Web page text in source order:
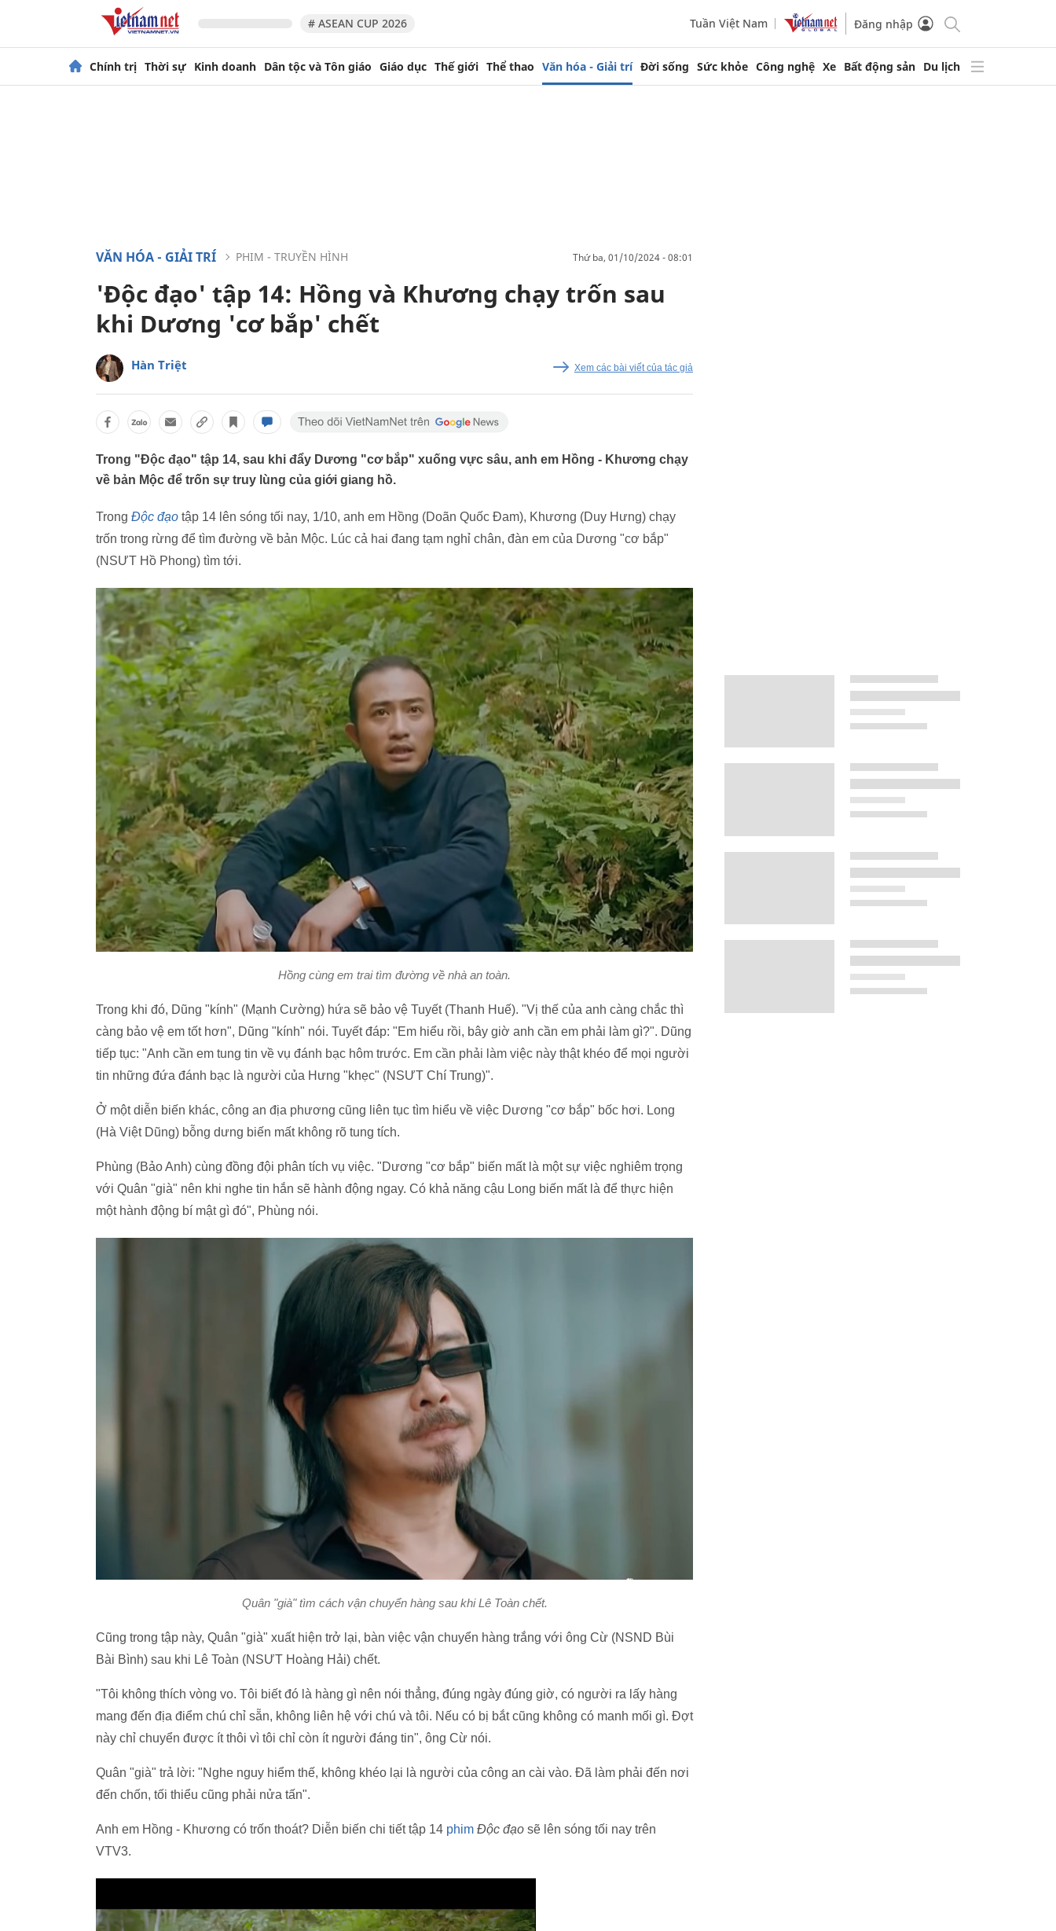
# ASEAN CUP 2026 Tuần Việt Nam Đăng nhập
Chính trị Thời sự Kinh doanh Dân tộc và Tôn giáo Giáo dục Thế giới Thể thao Văn hóa - Giải trí Đời sống Sức khỏe Công nghệ Xe Bất động sản Du lịch
VĂN HÓA - GIẢI TRÍ PHIM - TRUYỀN HÌNH thứ ba, 01/10/2024 - 08:01
'Độc đạo' tập 14: Hồng và Khương chạy trốn sau
khi Dương 'cơ bắp' chết
Hàn Triệt Xem các bài viết của tác giả
Trong "Độc đạo" tập 14, sau khi đẩy Dương "cơ bắp" xuống vực sâu, anh em Hồng - Khương chạy
về bản Mộc để trốn sự truy lùng của giới giang hồ.
Trong Độc đạo tập 14 lên sóng tối nay, 1/10, anh em Hồng (Doãn Quốc Đam), Khương (Duy Hưng) chạy
trốn trong rừng để tìm đường về bản Mộc. Lúc cả hai đang tạm nghỉ chân, đàn em của Dương "cơ bắp"
(NSƯT Hồ Phong) tìm tới.
Hồng cùng em trai tìm đường về nhà an toàn.
Trong khi đó, Dũng "kính" (Mạnh Cường) hứa sẽ bảo vệ Tuyết (Thanh Huế). "Vị thế của anh càng chắc thì
càng bảo vệ em tốt hơn", Dũng "kính" nói. Tuyết đáp: "Em hiểu rồi, bây giờ anh cần em phải làm gì?". Dũng
tiếp tục: "Anh cần em tung tin về vụ đánh bạc hôm trước. Em cần phải làm việc này thật khéo để mọi người
tin những đứa đánh bạc là người của Hưng "khẹc" (NSƯT Chí Trung)".
Ở một diễn biến khác, công an địa phương cũng liên tục tìm hiểu về việc Dương "cơ bắp" bốc hơi. Long
(Hà Việt Dũng) bỗng dưng biến mất không rõ tung tích.
Phùng (Bảo Anh) cùng đồng đội phân tích vụ việc. "Dương "cơ bắp" biến mất là một sự việc nghiêm trọng
với Quân "già" nên khi nghe tin hắn sẽ hành động ngay. Có khả năng cậu Long biến mất là để thực hiện
một hành động bí mật gì đó", Phùng nói.
Quân "già" tìm cách vận chuyển hàng sau khi Lê Toàn chết.
Cũng trong tập này, Quân "già" xuất hiện trở lại, bàn việc vận chuyển hàng trắng với ông Cừ (NSND Bùi
Bài Bình) sau khi Lê Toàn (NSƯT Hoàng Hải) chết.
"Tôi không thích vòng vo. Tôi biết đó là hàng gì nên nói thẳng, đúng ngày đúng giờ, có người ra lấy hàng
mang đến địa điểm chú chỉ sẵn, không liên hệ với chú và tôi. Nếu có bị bắt cũng không có manh mối gì. Đợt
này chỉ chuyển được ít thôi vì tôi chỉ còn ít người đáng tin", ông Cừ nói.
Quân "già" trả lời: "Nghe nguy hiểm thế, không khéo lại là người của công an cài vào. Đã làm phải đến nơi
đến chốn, tối thiểu cũng phải nửa tấn".
Anh em Hồng - Khương có trốn thoát? Diễn biến chi tiết tập 14 phim Độc đạo sẽ lên sóng tối nay trên
VTV3.